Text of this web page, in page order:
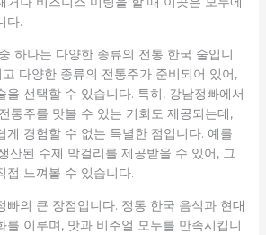
다.
하나는 다양한 종류의 전통 한국 술입니
다양한 종류의 전통주가 준비되어 있어,
을 선택할 수 있습니다. 특히, 강남정빠에서
통주를 맛볼 수 있는 기회도 제공되는데,
게 경험할 수 없는 특별한 점입니다. 예를
산된 수제 막걸리를 제공받을 수 있어, 그
접 느껴볼 수 있습니다.
빠의 큰 장점입니다. 정통 한국 음식과 현대
를 이루며, 맛과 비주얼 모두를 만족시킵니